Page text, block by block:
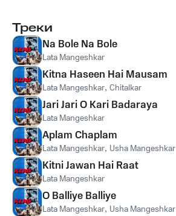
Треки
Na Bole Na Bole
Lata Mangeshkar
Kitna Haseen Hai Mausam
Lata Mangeshkar, Chitalkar
Jari Jari O Kari Badaraya
Lata Mangeshkar
Aplam Chaplam
Lata Mangeshkar, Usha Mangeshkar
Kitni Jawan Hai Raat
Lata Mangeshkar
O Balliye Balliye
Lata Mangeshkar, Usha Mangeshkar